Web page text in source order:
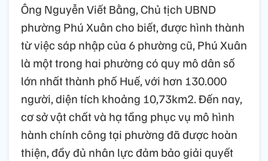
Ông Nguyễn Viết Bằng, Chủ tịch UBND
phường Phú Xuân cho biết, được hình thành
từ việc sáp nhập của 6 phường cũ, Phú Xuân
là một trong hai phường có quy mô dân số
lớn nhất thành phố Huế, với hơn 130.000
người, diện tích khoảng 10,73km2. Đến nay,
cơ sở vật chất và hạ tầng phục vụ mô hình
hành chính công tại phường đã được hoàn
thiện, đầy đủ nhân lực đảm bảo giải quyết